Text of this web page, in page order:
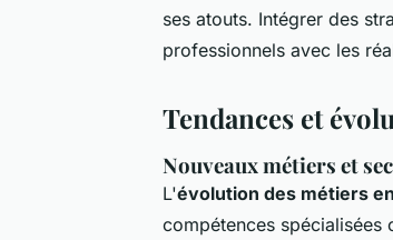
ses atouts. Intégrer des
professionnels avec les
Tendances et
Nouveaux métiers et
L'évolution des métiers
compétences spécialisées